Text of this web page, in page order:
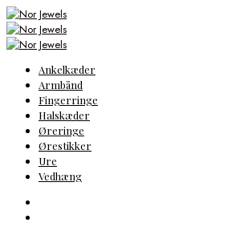
Ankelkæder
Armbånd
Fingerringe
Halskæder
Øreringe
Ørestikker
Ure
Vedhæng